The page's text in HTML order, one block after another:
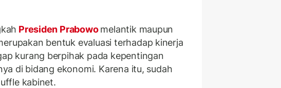
Presiden Prabowomelantik maupun
bentuk evaluasi terhadap kinerja
kurang berpihak pada kepentingan
di bidang ekonomi. Karena itu, sudah
kabinet.